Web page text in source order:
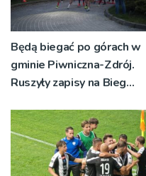
Będą biegać po górach w
gminie Piwniczna-Zdrój.
Ruszyły zapisy na Bieg